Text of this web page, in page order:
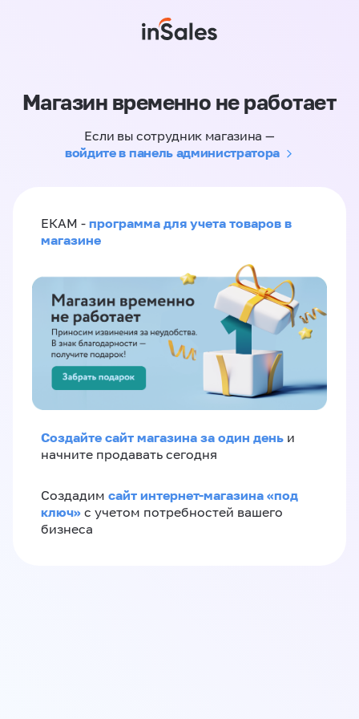
Магазин временно не работает
Если вы сотрудник магазина —
войдите в панель администратора
ЕКАМ - программа для учета товаров в
магазине
Создайте сайт магазина за один день и
начните продавать сегодня
Создадим сайт интернет-магазина «под
ключ» с учетом потребностей вашего
бизнеса